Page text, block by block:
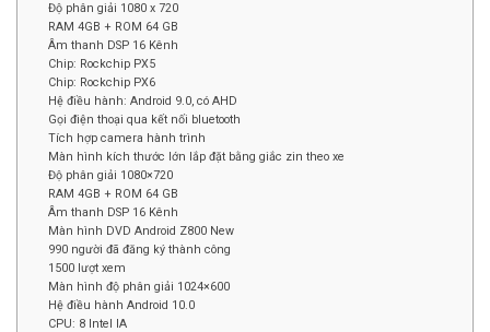
Độ phân giải 1080 x 720
RAM 4GB + ROM 64 GB
Âm thanh DSP 16 Kênh
Chip: Rockchip PX5
Chip: Rockchip PX6
Hệ điều hành: Android 9.0, có AHD
Gọi điện thoại qua kết nối bluetooth
Tích hợp camera hành trình
Màn hình kích thước lớn lắp đặt bằng giắc zin theo xe
Độ phân giải 1080×720
RAM 4GB + ROM 64 GB
Âm thanh DSP 16 Kênh
Màn hình DVD Android Z800 New
990 người đã đăng ký thành công
1500 lượt xem
Màn hình độ phân giải 1024×600
Hệ điều hành Android 10.0
CPU: 8 Intel IA